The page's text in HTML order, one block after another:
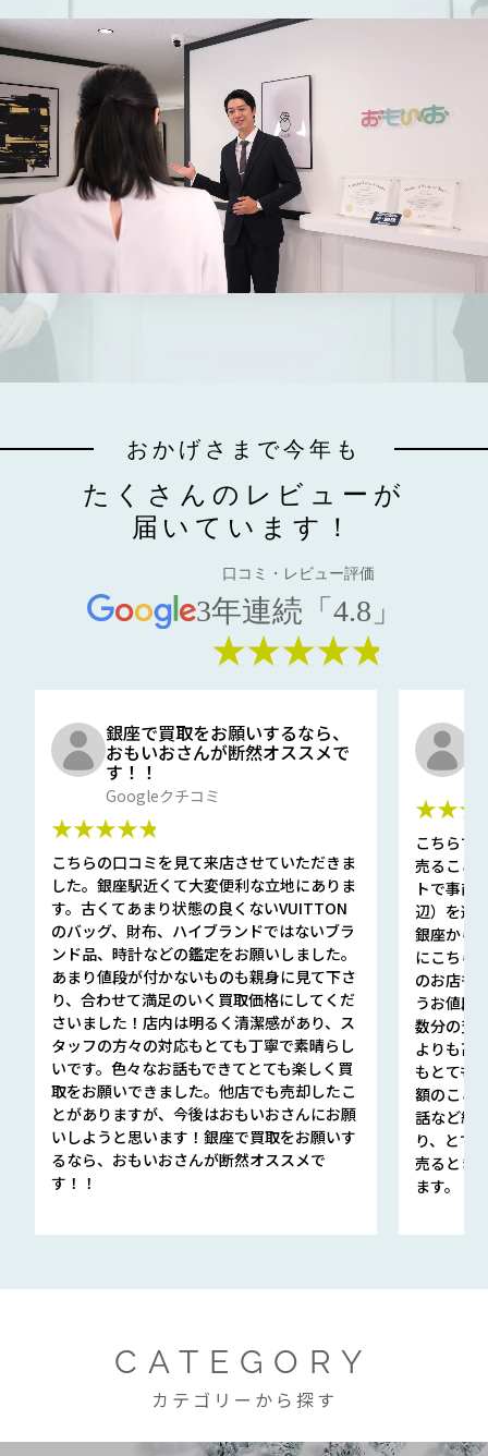
おかげさまで今年も
たくさんのレビューが
届いています！
口コミ・レビュー評価
3年連続「4.8」
★★★★★
銀座で買取をお願いするなら、
おもいおさんが断然オススメで
す！！
Googleクチコミ
★★★★★
こちらの口コミを見て来店させていただきま
した。銀座駅近くて大変便利な立地にありま
す。古くてあまり状態の良くないVUITTON
のバッグ、財布、ハイブランドではないブラ
ンド品、時計などの鑑定をお願いしました。
あまり値段が付かないものも親身に見て下さ
り、合わせて満足のいく買取価格にしてくだ
さいました！店内は明るく清潔感があり、ス
タッフの方々の対応もとても丁寧で素晴らし
いです。色々なお話もできてとても楽しく買
取をお願いできました。他店でも売却したこ
とがありますが、今後はおもいおさんにお願
いしようと思います！銀座で買取をお願いす
るなら、おもいおさんが断然オススメで
す！！
こちらで
売ること
トで事前
辺）を選
銀座から
にこちら
のお店も
うお値段
数分の査
よりも高
もとても
額のこと
話など細
り、とて
売るとき
ます。
CATEGORY
カテゴリーから探す